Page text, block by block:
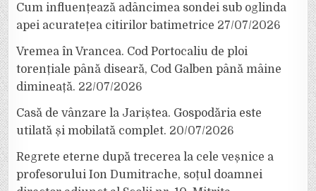
Cum influențează adâncimea sondei sub oglinda
apei acuratețea citirilor batimetrice 27/07/2026
Vremea în Vrancea. Cod Portocaliu de ploi
torențiale până diseară, Cod Galben până mâine
dimineață. 22/07/2026
Casă de vânzare la Jariștea. Gospodăria este
utilată și mobilată complet. 20/07/2026
Regrete eterne după trecerea la cele veșnice a
profesorului Ion Dumitrache, soțul doamnei